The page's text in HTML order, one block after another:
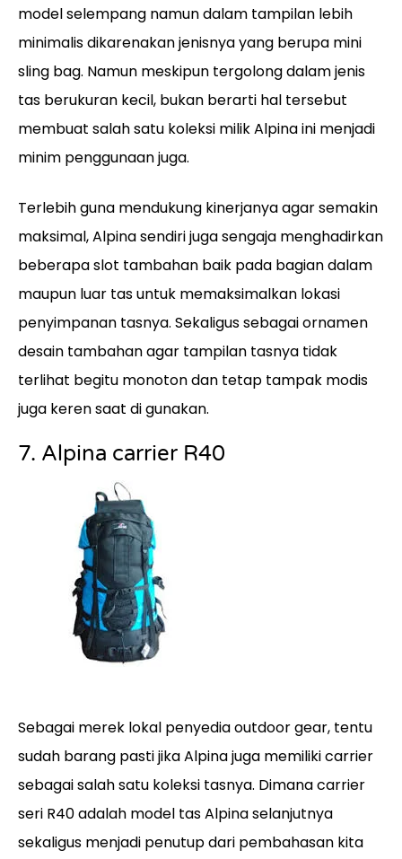
model selempang namun dalam tampilan lebih
minimalis dikarenakan jenisnya yang berupa mini
sling bag. Namun meskipun tergolong dalam jenis
tas berukuran kecil, bukan berarti hal tersebut
membuat salah satu koleksi milik Alpina ini menjadi
minim penggunaan juga.
Terlebih guna mendukung kinerjanya agar semakin
maksimal, Alpina sendiri juga sengaja menghadirkan
beberapa slot tambahan baik pada bagian dalam
maupun luar tas untuk memaksimalkan lokasi
penyimpanan tasnya. Sekaligus sebagai ornamen
desain tambahan agar tampilan tasnya tidak
terlihat begitu monoton dan tetap tampak modis
juga keren saat di gunakan.
7. Alpina carrier R40
Sebagai merek lokal penyedia outdoor gear, tentu
sudah barang pasti jika Alpina juga memiliki carrier
sebagai salah satu koleksi tasnya. Dimana carrier
seri R40 adalah model tas Alpina selanjutnya
sekaligus menjadi penutup dari pembahasan kita